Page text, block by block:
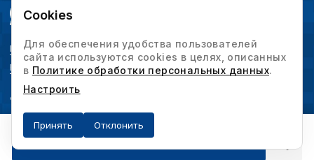
Политика конфиденциальности
Выбор настроек cookie
© 2026 Интервесп — производственное оборудование. Все права защищены.
Cookies
Для обеспечения удобства пользователей
сайта используются cookies в целях, описанных
в Политике обработки персональных данных.
Настроить
Принять Отклонить